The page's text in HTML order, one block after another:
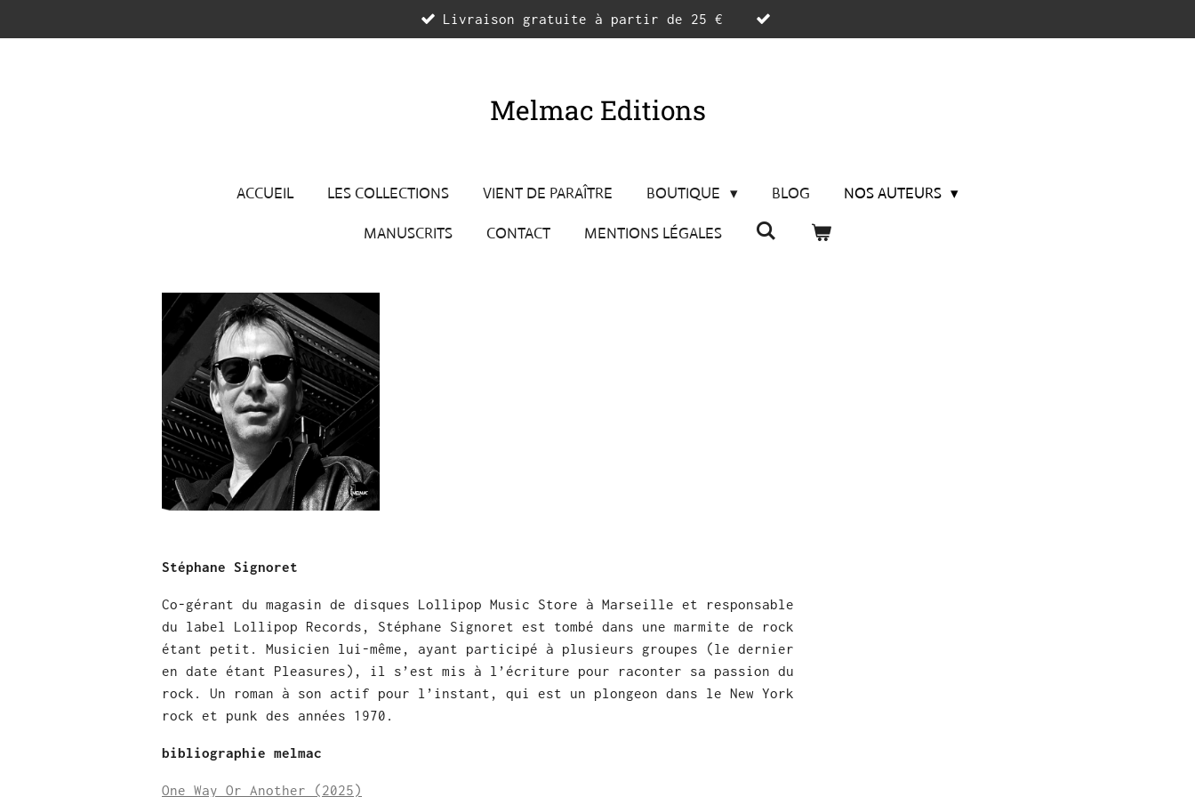
au
Livraison gratuite à partir de 25 €
Melmac Editions
ACCUEIL LES COLLECTIONS VIENT DE PARAÎTRE BOUTIQUE BLOG NOS AUTEURS
MANUSCRITS CONTACT MENTIONS LÉGALES
Stéphane Signoret
Co-gérant du magasin de disques Lollipop Music Store à Marseille et responsable
du label Lollipop Records, Stéphane Signoret est tombé dans une marmite de rock
étant petit. Musicien lui-même, ayant participé à plusieurs groupes (le dernier
en date étant Pleasures), il s’est mis à l’écriture pour raconter sa passion du
rock. Un roman à son actif pour l’instant, qui est un plongeon dans le New York
rock et punk des années 1970.
bibliographie melmac
One Way Or Another (2025)